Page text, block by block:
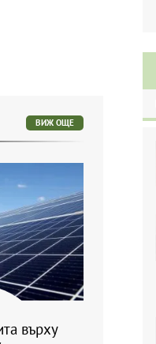
ВИЖ ОЩЕ
върху